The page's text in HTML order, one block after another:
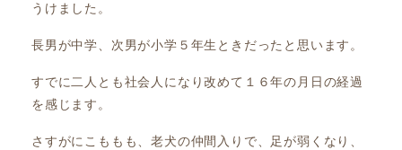
うけました。
長男が中学、次男が小学５年生ときだったと思います。
すでに二人とも社会人になり改めて１６年の月日の経過
を感じます。
さすがにこももも、老犬の仲間入りで、足が弱くなり、